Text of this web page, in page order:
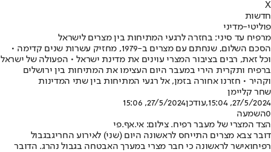
X
חדשות
פוליטי-מדיני
מרפיח עד סיני: בחזרה לרגעי המתיחות בין מצרים לישראל
הסכם השלום, שנחתם עם מצרים ב-1979, מחזיק עשרות שנים קדימה •
וכל זאת, רבים בציבור המצרי עוינים את מדינת ישראל • הפעולה של ישראל
ברפיח ותקרית הירי במעבר היום העצימו את המתיחות בין ירושלים
וקהיר • חזרנו אחורה בזמן, אל רגעי המתיחות בין שתי המדינות
שחר קליימן
27/5/2024, 15:04
,עודכן27/5/2024, 15:06
0השמעה
הצד המצרי של מעבר רפיח. צילום: אי.אף.פי
דובר צבא מצרים התייחס לראשונה היום (שני) לאירוע החריגבגבול
רפיחואישר לראשונה כי חבר מצרי במערך האבטחה בגבול נהרג. הדובר